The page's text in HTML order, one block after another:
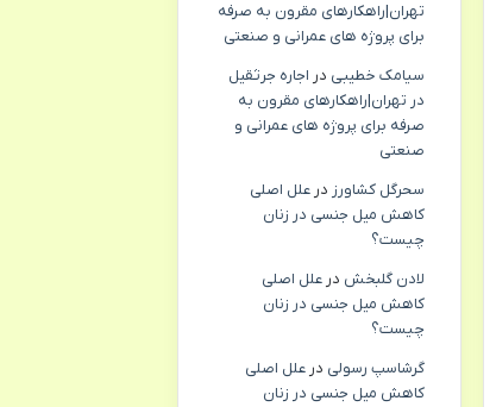
تهران|راهکارهای مقرون به صرفه
برای پروژه های عمرانی و صنعتی
سیامک خطیبی در اجاره جرثقیل
در تهران|راهکارهای مقرون به
صرفه برای پروژه های عمرانی و
صنعتی
سحرگل کشاورز در علل اصلی
کاهش میل جنسی در زنان
چیست؟
لادن گلبخش در علل اصلی
کاهش میل جنسی در زنان
چیست؟
گرشاسپ رسولی در علل اصلی
کاهش میل جنسی در زنان